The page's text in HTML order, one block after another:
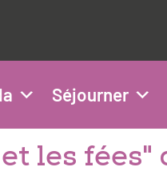
Séjourner
les fées"